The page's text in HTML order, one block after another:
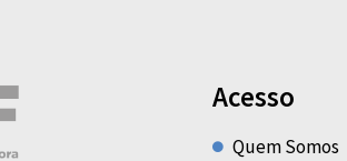
Acesso
Quem Somos